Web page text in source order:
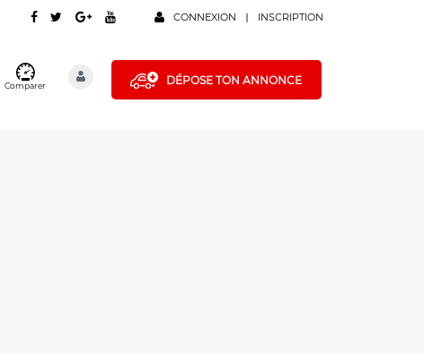
CONNEXION INSCRIPTION
DÉPOSE TON ANNONCE
Comparer